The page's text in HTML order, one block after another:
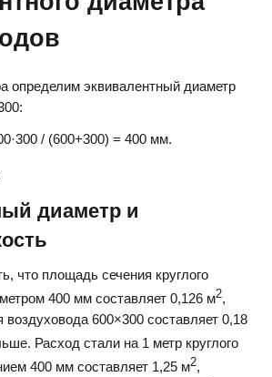
определим эквивалентный диаметр
/ (600+300) = 400 мм.
диаметр и
что площадь сечения круглого
400 мм составляет 0,126 м2,
600×300 составляет 0,18
Расход стали на 1 метр круглого
400 мм составляет 1,25 м2,